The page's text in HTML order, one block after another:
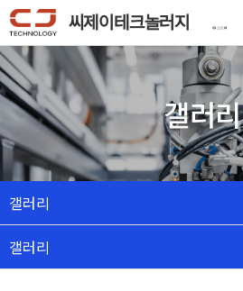
씨제이테크놀러지
갤러리
갤러리
갤러리